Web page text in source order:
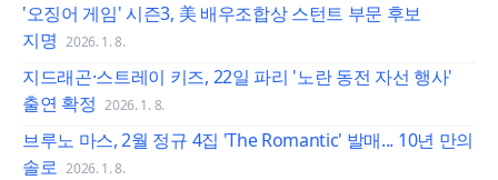
'오징어 게임' 시즌3, 美 배우조합상 스턴트 부문 후보
지명 2026. 1. 8.
지드래곤·스트레이 키즈, 22일 파리 '노란 동전 자선 행사'
출연 확정 2026. 1. 8.
브루노 마스, 2월 정규 4집 'The Romantic' 발매... 10년 만의
솔로 2026. 1. 8.